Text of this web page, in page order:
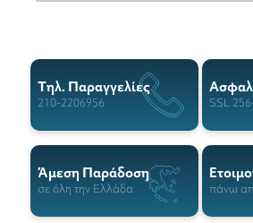
Tηλ. Παραγγελίες
210-2206956 SSL
Άμεση Παράδοση
σε όλη την Ελλάδα πάνω